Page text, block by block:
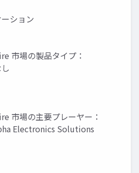
ション
市場の製品タイプ：
市場の主要プレーヤー：
Electronics Solutions